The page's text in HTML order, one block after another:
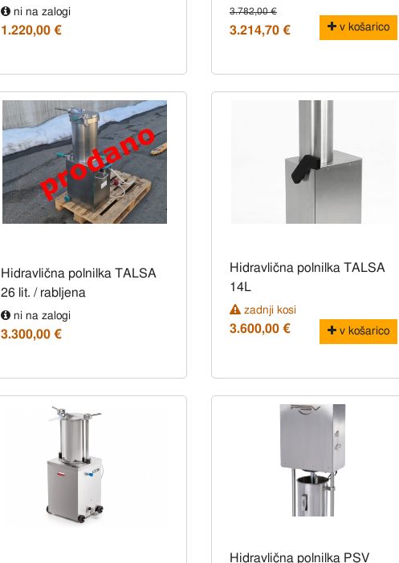
ni na zalogi
1.220,00 €
3.782,00 €
3.214,70 € v košarico
Hidravlična polnilka TALSA
26 lit. / rabljena
ni na zalogi
3.300,00 €
Hidravlična polnilka TALSA
14L
zadnji kosi
3.600,00 € v košarico
Hidravlična polnilka PSV